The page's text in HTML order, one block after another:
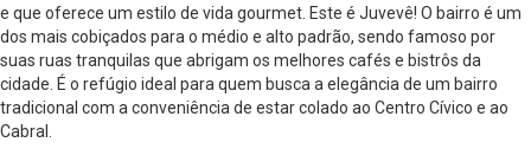
e que oferece um estilo de vida gourmet. Este é Juvevê! O bairro é um
dos mais cobiçados para o médio e alto padrão, sendo famoso por
suas ruas tranquilas que abrigam os melhores cafés e bistrôs da
cidade. É o refúgio ideal para quem busca a elegância de um bairro
tradicional com a conveniência de estar colado ao Centro Cívico e ao
Cabral.